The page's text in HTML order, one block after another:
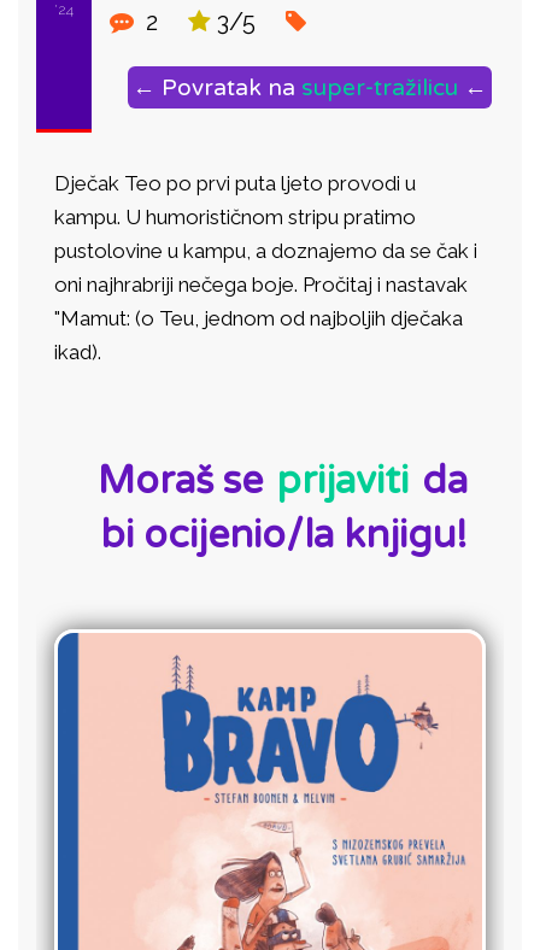
'24
2 3/5
← Povratak na super-tražilicu ←
Dječak Teo po prvi puta ljeto provodi u
kampu. U humorističnom stripu pratimo
pustolovine u kampu, a doznajemo da se čak i
oni najhrabriji nečega boje. Pročitaj i nastavak
"Mamut: (o Teu, jednom od najboljih dječaka
ikad).
Moraš se prijaviti da
bi ocijenio/la knjigu!